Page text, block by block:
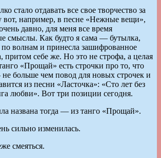
стало отдавать все свое творчество за
например, в песне «Нежные вещи»,
давно, для меня все время
смыслы. Как будто я сама — бутылка,
волнам и принесла зашифрованное
притом себе же. Но это не строфа, а целая
«Прощай» есть строчки про то, что
больше чем повод для новых строчек и
из песни «Ласточка»: «Сто лет без
любви». Вот три позиции сегодня.
названа тогда — из танго «Прощай».
сильно изменилась.
смеяться.